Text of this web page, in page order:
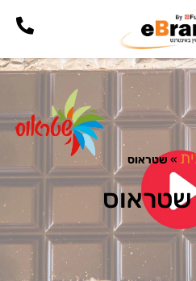
» שטראוס
שטראוס